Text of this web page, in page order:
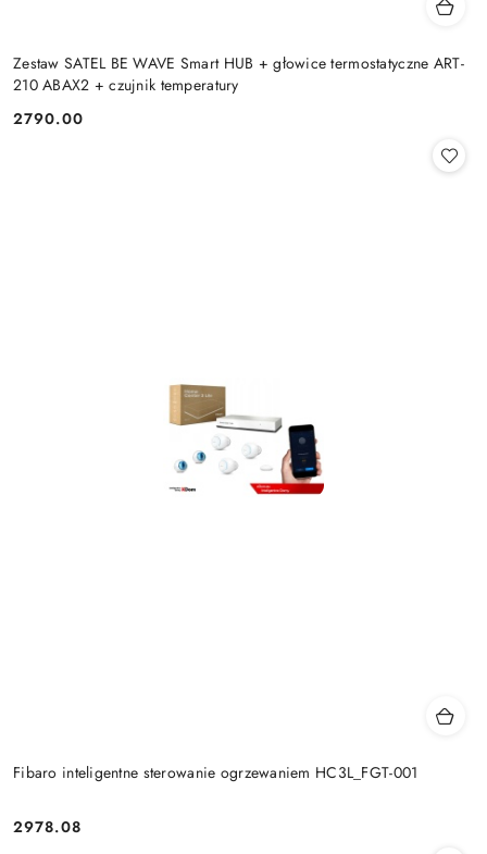
Zestaw SATEL BE WAVE Smart HUB + głowice termostatyczne ART-
210 ABAX2 + czujnik temperatury
Cena:
2790.00
Fibaro inteligentne sterowanie ogrzewaniem HC3L_FGT-001
Cena:
2978.08